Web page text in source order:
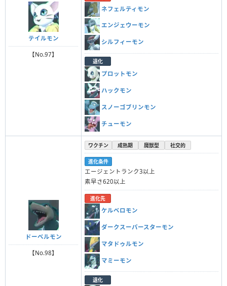
テイルモン
【No.97】
ネフェルティモン
エンジェウーモン
シルフィーモン
退化
プロットモン
ハックモン
スノーゴブリンモン
チューモン
ドーベルモン
【No.98】
ワクチン 成熟期 魔獣型 社交的
進化条件
エージェントランク3以上
素早さ620以上
進化先
ケルベロモン
ダークスーパースターモン
マタドゥルモン
マミーモン
退化